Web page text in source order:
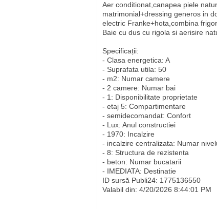
Aer conditionat,canapea piele
matrimonial+dressing generos in
electric Franke+hota,combina
Baie cu dus cu rigola si aerisire
Specificații:
- Clasa energetica: A
- Suprafata utila: 50
- m2: Numar camere
- 2 camere: Numar bai
- 1: Disponibilitate proprietate
- etaj 5: Compartimentare
- semidecomandat: Confort
- Lux: Anul constructiei
- 1970: Incalzire
- incalzire centralizata: Numar
- 8: Structura de rezistenta
- beton: Numar bucatarii
- IMEDIATA: Destinatie
ID sursă Publi24: 1775136550
Valabil din: 4/20/2026 8:44:01 PM